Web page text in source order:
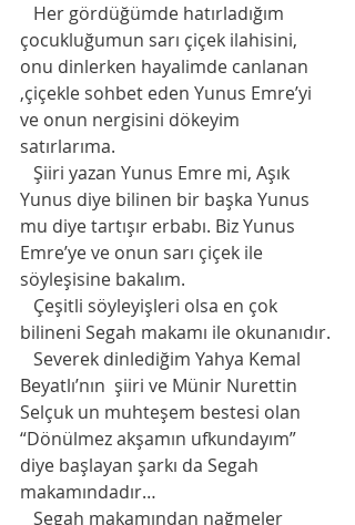
çocukluğumun sarı çiçek ilahisini,
onu dinlerken hayalimde canlanan
,çiçekle sohbet eden Yunus Emre’yi
ve onun nergisini dökeyim
satırlarıma.
Yunus diye bilinen bir başka Yunus
mu diye tartışır erbabı. Biz Yunus
Emre’ye ve onun sarı çiçek ile
söyleşisine bakalım.
bilineni Segah makamı ile okunanıdır.
Beyatlı’nın  şiiri ve Münir Nurettin
Selçuk un muhteşem bestesi olan
“Dönülmez akşamın ufkundayım”
diye başlayan şarkı da Segah
makamındadır…